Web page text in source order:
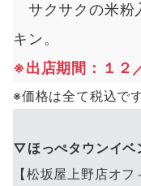
サクサクの米粉
キン。
※出店期間：１２
※価格は全て税込です
▽ほっぺタウンイベ
【松坂屋上野店オ